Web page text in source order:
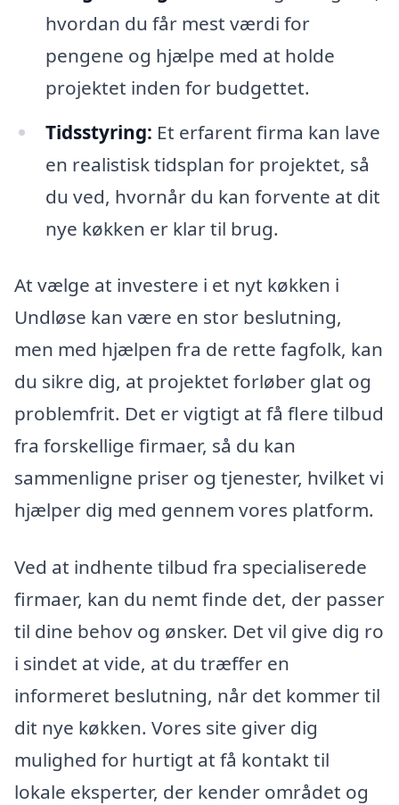
hvordan du får mest værdi for
pengene og hjælpe med at holde
projektet inden for budgettet.
Tidsstyring: Et erfarent firma kan lave
en realistisk tidsplan for projektet, så
du ved, hvornår du kan forvente at dit
nye køkken er klar til brug.
At vælge at investere i et nyt køkken i
Undløse kan være en stor beslutning,
men med hjælpen fra de rette fagfolk, kan
du sikre dig, at projektet forløber glat og
problemfrit. Det er vigtigt at få flere tilbud
fra forskellige firmaer, så du kan
sammenligne priser og tjenester, hvilket vi
hjælper dig med gennem vores platform.
Ved at indhente tilbud fra specialiserede
firmaer, kan du nemt finde det, der passer
til dine behov og ønsker. Det vil give dig ro
i sindet at vide, at du træffer en
informeret beslutning, når det kommer til
dit nye køkken. Vores site giver dig
mulighed for hurtigt at få kontakt til
lokale eksperter, der kender området og